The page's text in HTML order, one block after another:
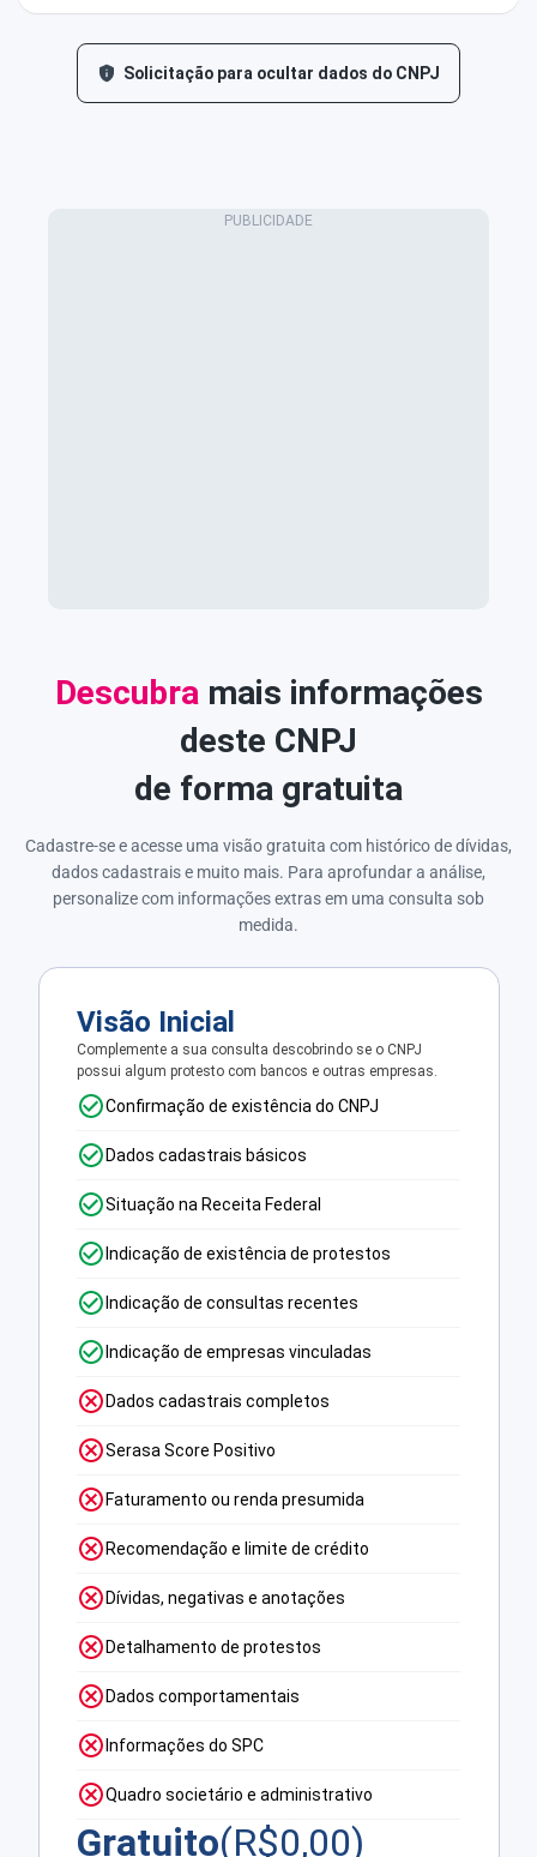
Solicitação para ocultar dados do CNPJ
Descubra mais informações
deste CNPJ
de forma gratuita
Cadastre-se e acesse uma visão gratuita com histórico de dívidas,
dados cadastrais e muito mais. Para aprofundar a análise,
personalize com informações extras em uma consulta sob
medida.
Visão Inicial
Complemente a sua consulta descobrindo se o CNPJ
possui algum protesto com bancos e outras empresas.
Confirmação de existência do CNPJ
Dados cadastrais básicos
Situação na Receita Federal
Indicação de existência de protestos
Indicação de consultas recentes
Indicação de empresas vinculadas
Dados cadastrais completos
Serasa Score Positivo
Faturamento ou renda presumida
Recomendação e limite de crédito
Dívidas, negativas e anotações
Detalhamento de protestos
Dados comportamentais
Informações do SPC
Quadro societário e administrativo
Gratuito(R$0,00)